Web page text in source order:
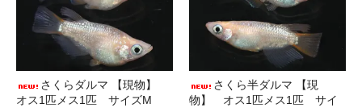
さくらダルマ 【現物】
オス1匹メス1匹 サイズM
さくら半ダルマ 【現
物】 オス1匹メス1匹 サイ